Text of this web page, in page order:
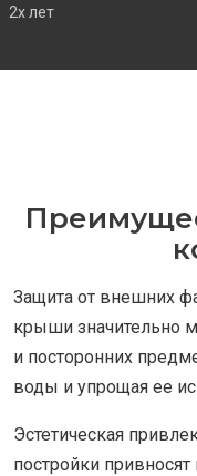
2х лет
Защита от внешних
крыши значительно
и посторонних
воды и упрощая ее
Эстетическая
постройки